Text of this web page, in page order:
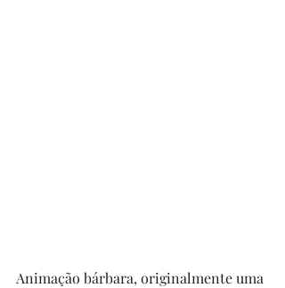
Animação bárbara, originalmente uma